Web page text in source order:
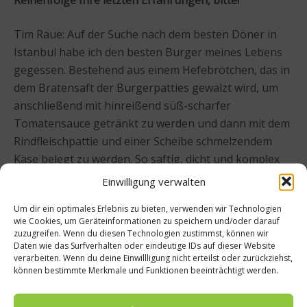
Einwilligung verwalten
Um dir ein optimales Erlebnis zu bieten, verwenden wir Technologien
wie Cookies, um Geräteinformationen zu speichern und/oder darauf
zuzugreifen. Wenn du diesen Technologien zustimmst, können wir
Daten wie das Surfverhalten oder eindeutige IDs auf dieser Website
verarbeiten. Wenn du deine Einwillligung nicht erteilst oder zurückziehst,
können bestimmte Merkmale und Funktionen beeinträchtigt werden.
Tim Raue: Auf der Suche nach dem besten Döner in
Istanbul habe ich den besten Burger meines Lebens
gegessen. Bestehend aus einem Hefebrötchen, das in
dem Bratensaft der Burgerpatties gewälzt wird, um
anschließend mit hinreißend süß-scharfer
Tomatensauce getränkt zu werden und dann mit dem
Rindfleischpattie und einer Scheibe schmelzendem
Käse belegt zu werden. So saftig, dicht und komplex
und satt in der Aromatik, das war der Wahnsinn! (
Anm.
Raue)
Ich habe im Rahmen der 50 Best Awards außerdem im
The Jane in Antwerpenein grandioses Lunch gehabt.
Küche ein natürliches vibrierendes Erlebnis für alle